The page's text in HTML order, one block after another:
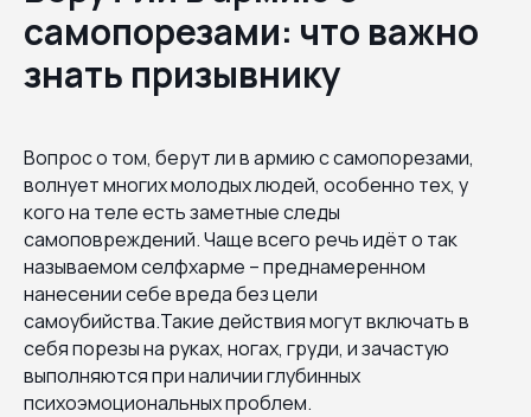
самопорезами: что важно
знать призывнику
Вопрос о том, берут ли в армию с самопорезами,
волнует многих молодых людей, особенно тех, у
кого на теле есть заметные следы
самоповреждений. Чаще всего речь идёт о так
называемом селфхарме – преднамеренном
нанесении себе вреда без цели
самоубийства.Такие действия могут включать в
себя порезы на руках, ногах, груди, и зачастую
выполняются при наличии глубинных
психоэмоциональных проблем.